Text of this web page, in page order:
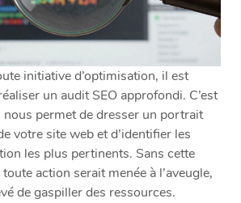
initiative d’optimisation, il est
un audit SEO approfondi. C’est
nous permet de dresser un portrait
votre site web et d’identifier les
les plus pertinents. Sans cette
action serait menée à l’aveugle,
de gaspiller des ressources.